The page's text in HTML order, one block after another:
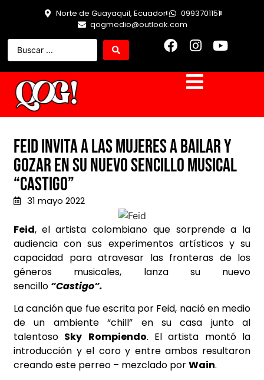
Norte de Guayaquil, Ecuador
0993701151
qogmedio@outlook.com
Feid invita a las mujeres a bailar y
gozar en su nuevo sencillo musical
“Castigo”
31 mayo 2022
Feid, el artista colombiano que sorprende a la
audiencia con sus experimentos artísticos y su
capacidad para atravesar las fronteras de los
géneros musicales, lanza su nuevo
sencillo “Castigo”.
La canción que fue escrita por Feid, nació en medio
de un ambiente “chill” en su casa junto al
talentoso Sky Rompiendo. El artista montó la
introducción y el coro y entre ambos resultaron
creando este perreo – mezclado porWain.